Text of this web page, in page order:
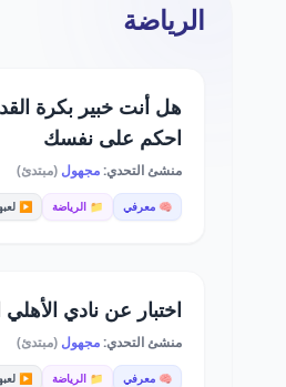
الرياضة
هل أنت خبير بكرة
احكم على نفسك
منشئ التحدي:مجهول (مبتدئ)
🧠 معرفي 📁 الرياضة ▶️ لعبها
اختبار عن نادي
منشئ التحدي:مجهول (مبتدئ)
🧠 معرفي 📁 الرياضة ▶️ لعبها